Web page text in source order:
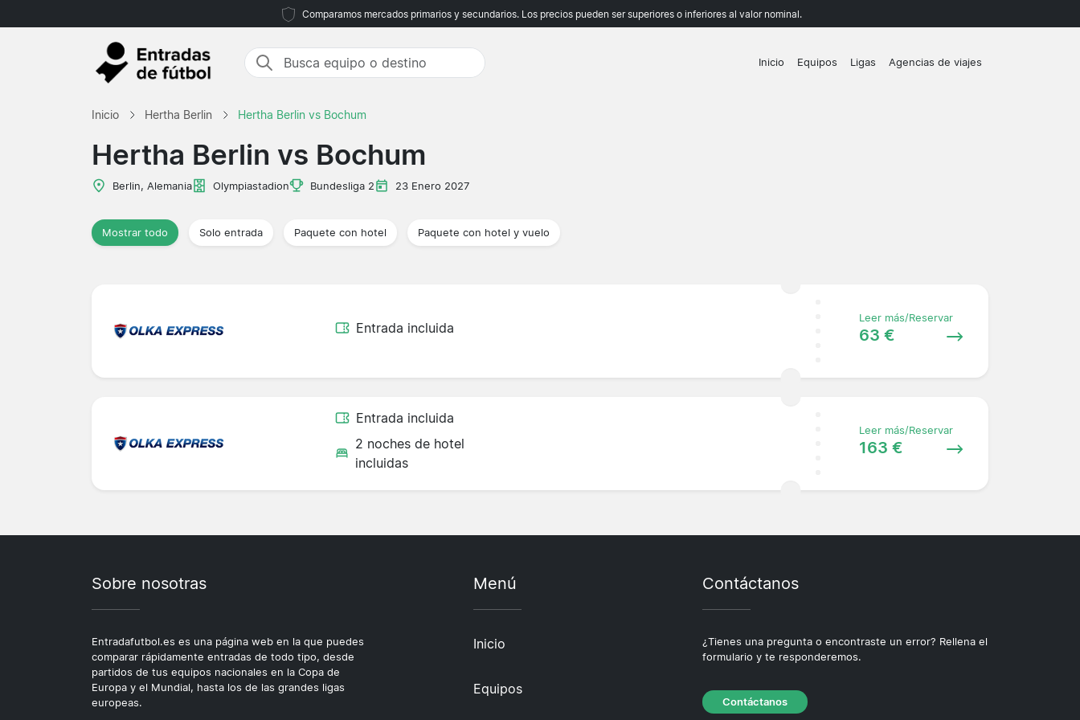
Comparamos mercados primarios y secundarios. Los precios pueden ser superiores o inferiores al valor nominal.
Inicio Equipos Ligas Agencias de viajes
Inicio Hertha Berlin Hertha Berlin vs Bochum
Hertha Berlin vs Bochum
Berlin, Alemania Olympiastadion Bundesliga 2 23 Enero 2027
Mostrar todo Solo entrada Paquete con hotel Paquete con hotel y vuelo
Entrada incluida
Leer más/Reservar
63 €
Entrada incluida
2 noches de hotel
incluidas
Leer más/Reservar
163 €
Sobre nosotras
Entradafutbol.es es una página web en la que puedes
comparar rápidamente entradas de todo tipo, desde
partidos de tus equipos nacionales en la Copa de
Europa y el Mundial, hasta los de las grandes ligas
europeas.
Menú
Inicio
Equipos
Contáctanos
¿Tienes una pregunta o encontraste un error? Rellena el
formulario y te responderemos.
Contáctanos